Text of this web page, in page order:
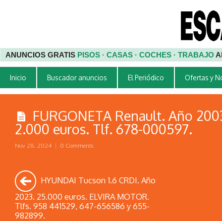
ANUNCIOS GRATIS PISOS · CASAS · COCHES · TRABAJO
Inicio Buscador anuncios El Periódico Ofertas y
FURGONETA Renault. Año
2.000 euros. Tlf. 678-000597.
Nov 28, 2024 | 0 Comments
HYUNDAI Tucson 1.6 CRDI. Año
2023. 25.000 euros. ELVIRA MOTOR.
Tlfs. 958 441529, 647-656586 y 655-
982899.